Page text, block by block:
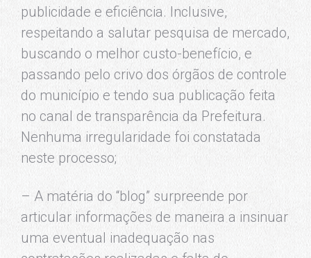
publicidade e eficiência. Inclusive,
respeitando a salutar pesquisa de mercado,
buscando o melhor custo-benefício, e
passando pelo crivo dos órgãos de controle
do município e tendo sua publicação feita
no canal de transparência da Prefeitura.
Nenhuma irregularidade foi constatada
neste processo;
– A matéria do “blog” surpreende por
articular informações de maneira a insinuar
uma eventual inadequação nas